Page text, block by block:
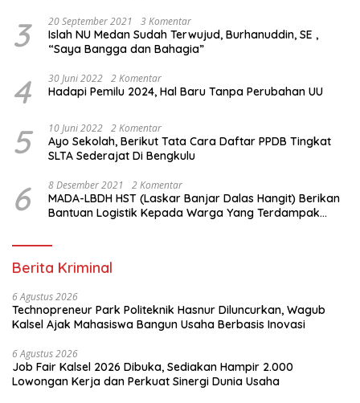
3 20 September 2021 3 Komentar
Islah NU Medan Sudah Terwujud, Burhanuddin, SE ,
“Saya Bangga dan Bahagia”
4 30 Juni 2022 2 Komentar
Hadapi Pemilu 2024, Hal Baru Tanpa Perubahan UU
5 10 Juni 2022 2 Komentar
Ayo Sekolah, Berikut Tata Cara Daftar PPDB Tingkat
SLTA Sederajat Di Bengkulu
6 8 Desember 2021 2 Komentar
MADA-LBDH HST (Laskar Banjar Dalas Hangit) Berikan
Bantuan Logistik Kepada Warga Yang Terdampak
Berita Kriminal
6 Agustus 2026
Technopreneur Park Politeknik Hasnur Diluncurkan, Wagub
Kalsel Ajak Mahasiswa Bangun Usaha Berbasis Inovasi
6 Agustus 2026
Job Fair Kalsel 2026 Dibuka, Sediakan Hampir 2.000
Lowongan Kerja dan Perkuat Sinergi Dunia Usaha